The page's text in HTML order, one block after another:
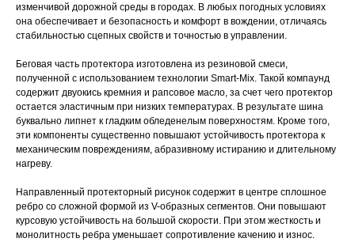
изменчивой дорожной среды в городах. В любых погодных условиях
она обеспечивает и безопасность и комфорт в вождении, отличаясь
стабильностью сцепных свойств и точностью в управлении.
Беговая часть протектора изготовлена из резиновой смеси,
полученной с использованием технологии Smart-Mix. Такой компаунд
содержит двуокись кремния и рапсовое масло, за счет чего протектор
остается эластичным при низких температурах. В результате шина
буквально липнет к гладким обледенелым поверхностям. Кроме того,
эти компоненты существенно повышают устойчивость протектора к
механическим повреждениям, абразивному истиранию и длительному
нагреву.
Направленный протекторный рисунок содержит в центре сплошное
ребро со сложной формой из V-образных сегментов. Они повышают
курсовую устойчивость на большой скорости. При этом жесткость и
монолитность ребра уменьшает сопротивление качению и износ.